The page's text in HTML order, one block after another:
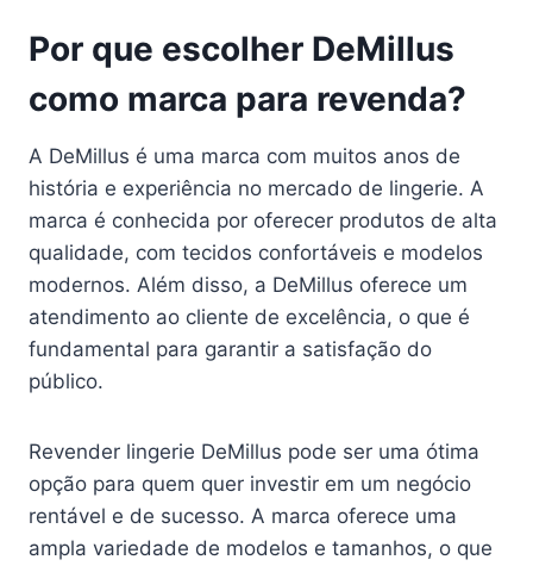
Por que escolher DeMillus
como marca para revenda?
A DeMillus é uma marca com muitos anos de
história e experiência no mercado de lingerie. A
marca é conhecida por oferecer produtos de alta
qualidade, com tecidos confortáveis e modelos
modernos. Além disso, a DeMillus oferece um
atendimento ao cliente de excelência, o que é
fundamental para garantir a satisfação do
público.
Revender lingerie DeMillus pode ser uma ótima
opção para quem quer investir em um negócio
rentável e de sucesso. A marca oferece uma
ampla variedade de modelos e tamanhos, o que